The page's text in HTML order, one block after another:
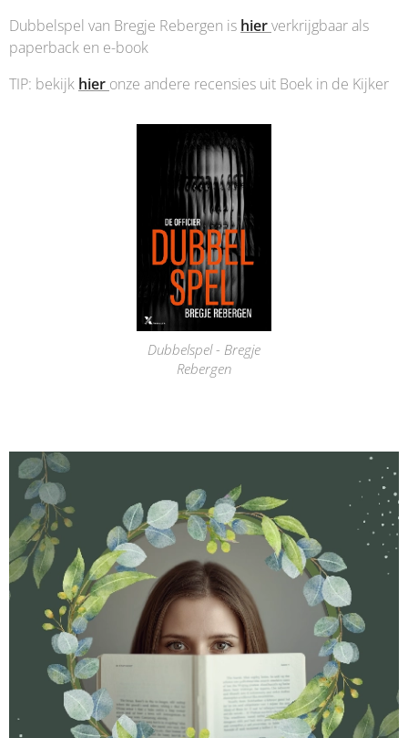
Dubbelspel van Bregje Rebergen is hierverkrijgbaar als
paperback en e-book
TIP: bekijk hier onze andere recensies uit Boek in de Kijker
Dubbelspel - Bregje
Rebergen